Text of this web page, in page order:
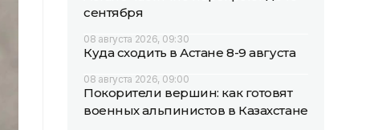
сентября
08 августа 2026, 09:30
Куда сходить в Астане 8-9 августа
08 августа 2026, 09:00
Покорители вершин: как готовят
военных альпинистов в Казахстане